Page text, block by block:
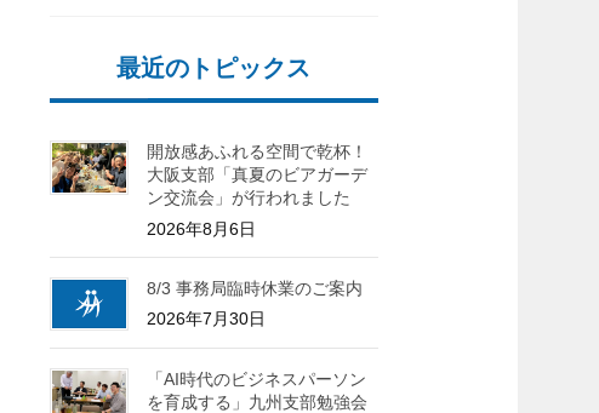
最近のトピックス
開放感あふれる空間で乾杯！
大阪支部「真夏のビアガーデ
ン交流会」が行われました
2026年8月6日
8/3 事務局臨時休業のご案内
2026年7月30日
「AI時代のビジネスパーソン
を育成する」九州支部勉強会